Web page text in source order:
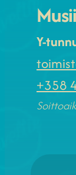
Y-
+358